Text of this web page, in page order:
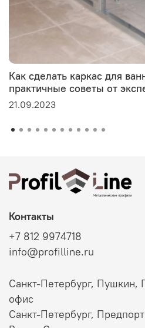
Как сделать каркас для
практичные советы от
21.09.2023
Контакты
+7 812 9974718
info@profilline.ru
Санкт-Петербург, Пушкин,
офис
Санкт-Петербург,